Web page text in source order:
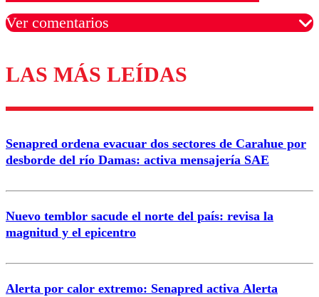
Ver comentarios
Los comentarios son moderados para garantizar un
diálogo respetuoso.
Nombre
Correo
LAS MÁS LEÍDAS
Senapred ordena evacuar dos sectores de Carahue por
desborde del río Damas: activa mensajería SAE
Nuevo temblor sacude el norte del país: revisa la
magnitud y el epicentro
Alerta por calor extremo: Senapred activa Alerta